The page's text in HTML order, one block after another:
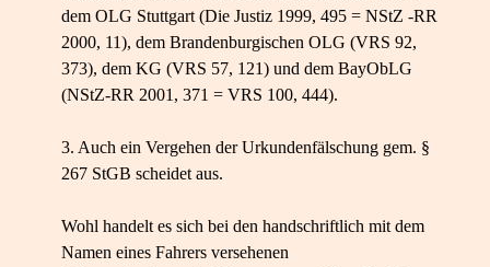
dem OLG Stuttgart (Die Justiz 1999, 495 = NStZ -RR
2000, 11), dem Brandenburgischen OLG (VRS 92,
373), dem KG (VRS 57, 121) und dem BayObLG
(NStZ-RR 2001, 371 = VRS 100, 444).
3. Auch ein Vergehen der Urkundenfälschung gem. §
267 StGB scheidet aus.
Wohl handelt es sich bei den handschriftlich mit dem
Namen eines Fahrers versehenen